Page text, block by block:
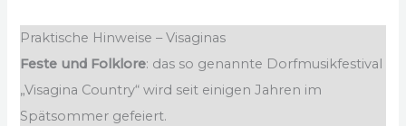
Praktische Hinweise – Visaginas
Feste und Folklore: das so genannte Dorfmusikfestival
„Visagina Country“ wird seit einigen Jahren im
Spätsommer gefeiert.